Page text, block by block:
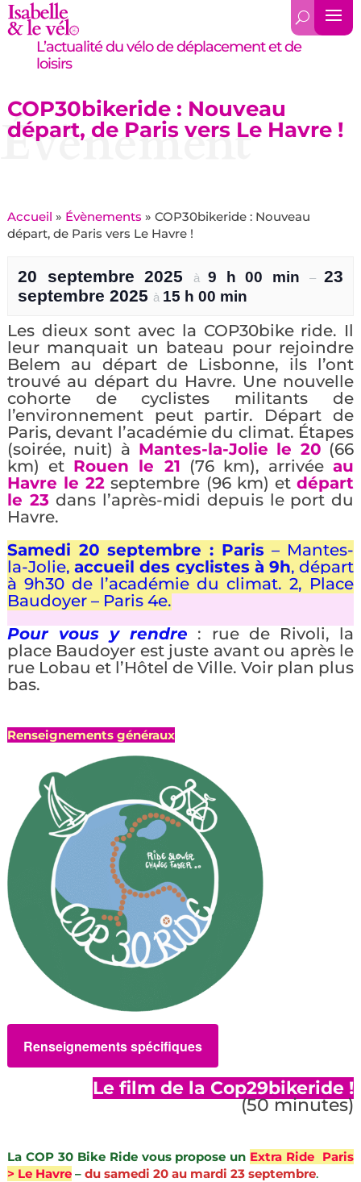
L’actualité du vélo de déplacement et de
loisirs
COP30bikeride : Nouveau
départ, de Paris vers Le Havre !
Évènement
Accueil » Évènements » COP30bikeride : Nouveau
départ, de Paris vers Le Havre !
20 septembre 2025 à9 h 00 min –23
septembre 2025 à 15 h 00 min
Les dieux sont avec la COP30bike ride. Il
leur manquait un bateau pour rejoindre
Belem au départ de Lisbonne, ils l’ont
trouvé au départ du Havre. Une nouvelle
cohorte de cyclistes militants de
l’environnement peut partir. Départ de
Paris, devant l’académie du climat. Étapes
(soirée, nuit) à Mantes-la-Jolie le 20 (66
km) et Rouen le 21 (76 km), arrivéeau
Havre le 22 septembre (96 km) etdépart
le 23 dans l’après-midi depuis le port du
Havre.
Samedi 20 septembre : Paris– Mantes-
la-Jolie,accueil des cyclistes à 9h, départ
à 9h30 de l’académie du climat. 2, Place
Baudoyer – Paris 4e.
Pour vous y rendre : rue de Rivoli, la
place Baudoyer est juste avant ou après le
rue Lobau et l’Hôtel de Ville. Voir plan plus
bas.
Renseignements généraux
Renseignements spécifiques
Le film de la Cop29bikeride !
(50 minutes)
La COP 30 Bike Ride vous propose un Extra Ride Paris
> Le Havre– du samedi 20 au mardi 23 septembre.